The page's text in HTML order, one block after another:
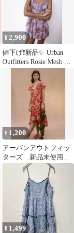
¥ 2,900
値下げ❗️新品✨ Urban
Outfitters Rosie Mesh ロ
¥ 1,200
アーバンアウトフィッ
ターズ 新品未使用
ワンピース
¥ 1,499